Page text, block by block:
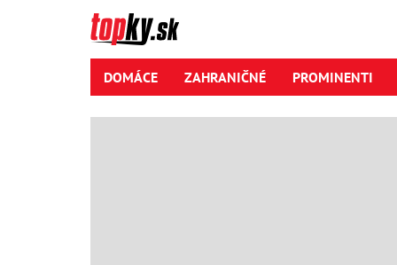
DOMÁCE ZAHRANIČNÉ PROMINENTI